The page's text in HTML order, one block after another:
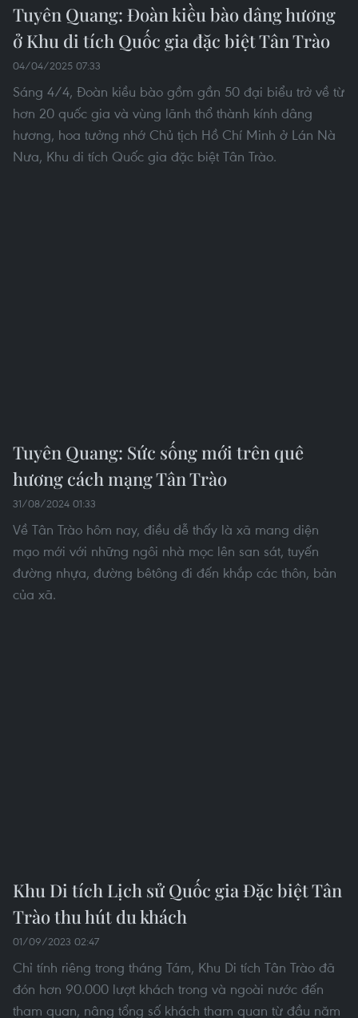
Tổng Bí thư Tô Lâm phát biểu. (Ảnh: Thống Nhất/TTXVN)
Tổng Bí thư Tô Lâm đến dự Ngày hội Toàn dân bảo vệ an ninh
Tổ quốc và Lễ khánh thành Tượng đài “Bác Hồ ở Tân Trào” tại
xã Tân Trào, tỉnh Tuyên Quang. (Ảnh: Thống Nhất/TTXVN)
#Tổng Bí thư Tô Lâm
#bảo vệ an ninh Tổ quốc
Tuyên Quang
Tuyên Quang: Đoàn kiều bào dâng hương